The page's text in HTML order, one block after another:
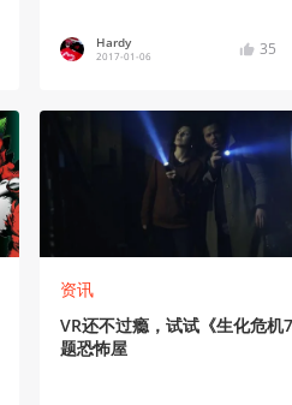
Hardy
2017-01-06 35
资讯
VR还不过瘾，试试《生化危机
题恐怖屋